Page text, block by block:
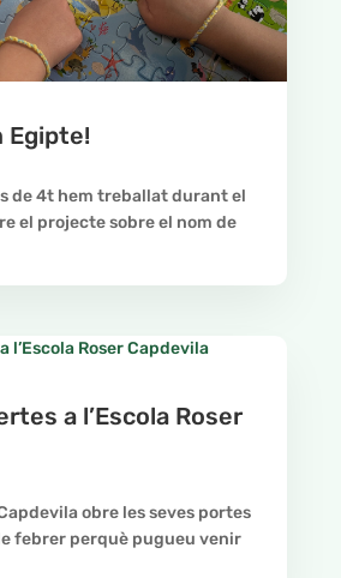
Egipte!
de 4t hem treballat durant el
el projecte sobre el nom de
a l’Escola Roser
Capdevila obre les seves portes
febrer perquè pugueu venir